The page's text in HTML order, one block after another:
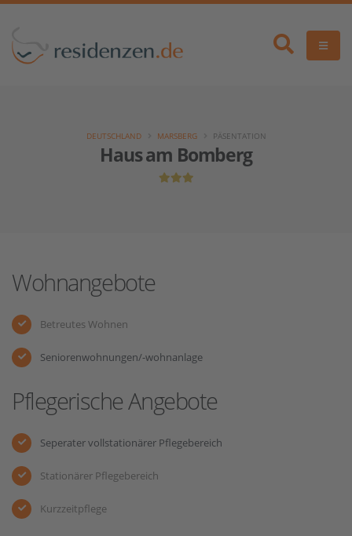
Haus am Bomberg
DEUTSCHLAND MARSBERG PÄSENTATION
Wohnangebote
Betreutes Wohnen
Seniorenwohnungen/-wohnanlage
Pflegerische Angebote
Seperater vollstationärer Pflegebereich
Stationärer Pflegebereich
Kurzzeitpflege